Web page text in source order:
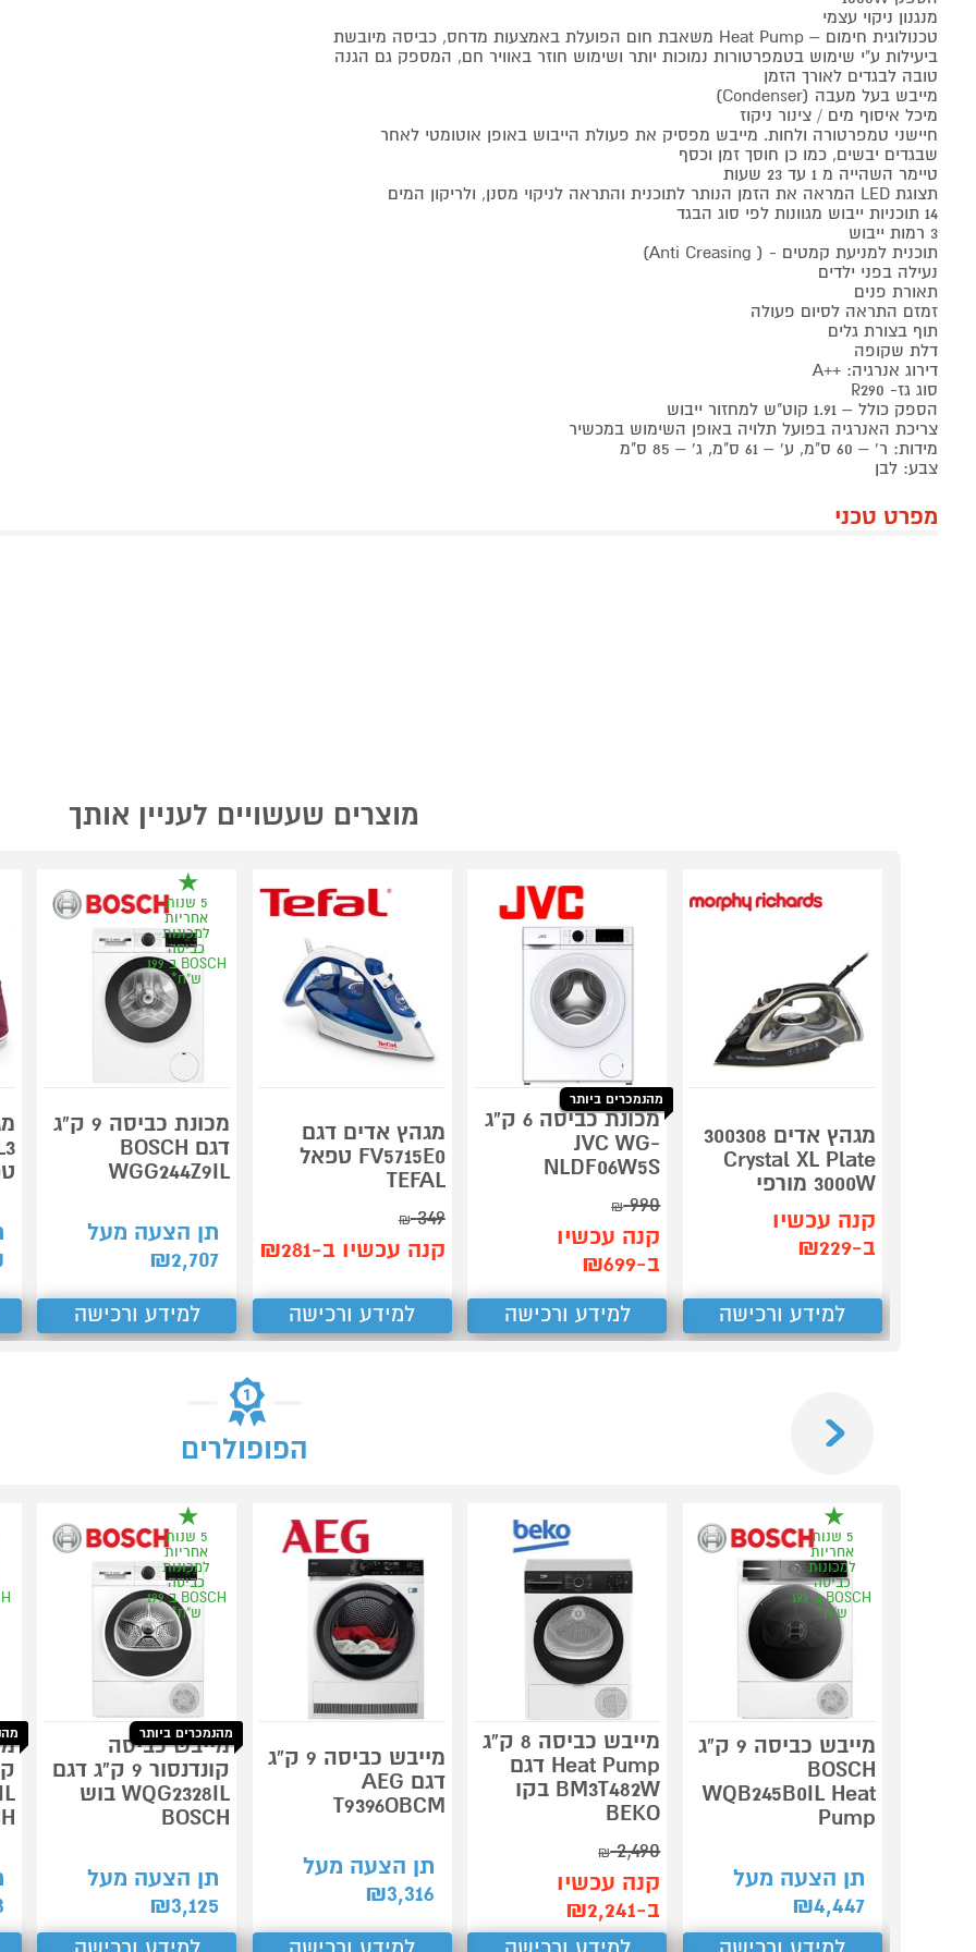
מנגנון ניקוי עצמי
טכנולוגית חימום – Heat Pump משאבת חום הפועלת באמצעות מדחס, כביסה מיובשת
ביעילות ע"י שימוש בטמפרטורות נמוכות יותר ושימוש חוזר באוויר חם, המספק גם הגנה
טובה לבגדים לאורך הזמן
מייבש בעל מעבה (Condenser)
מיכל איסוף מים / צינור ניקוז
חיישני טמפרטורה ולחות. מייבש מפסיק את פעולת הייבוש באופן אוטומטי לאחר
שבגדים יבשים, כמו כן חוסך זמן וכסף
טיימר השהייה מ 1 עד 23 שעות
תצוגת LED המראה את הזמן הנותר לתוכנית והתראה לניקוי מסנן, ולריקון המים
14 תוכניות ייבוש מגוונות לפי סוג הבגד
3 רמות ייבוש
תוכנית למניעת קמטים - ( Anti Creasing)
נעילה בפני ילדים
תאורת פנים
זמזם התראה לסיום פעולה
תוף בצורת גלים
דלת שקופה
דירוג אנרגיה: ++A
סוג גז- R290
הספק כולל – 1.91 קוט"ש למחזור ייבוש
צריכת האנרגיה בפועל תלויה באופן השימוש במכשיר
מידות: ר' – 60 ס"מ, ע' – 61 ס"מ, ג' – 85 ס"מ
צבע: לבן
מפרט טכני
מוצרים שעשויים לעניין אותך
מגהץ אדים 300308
Crystal XL Plate
3000W מורפי
קנה עכשיו
ב-₪229
למידע ורכישה
מהנמכרים ביותר
מכונת כביסה 6 ק"ג
JVC WG-
NLDF06W5S
990
₪
קנה עכשיו
ב-₪699
למידע ורכישה
מגהץ אדים דגם
FV5715E0 טפאל
TEFAL
349
₪
קנה עכשיו ב-₪281
למידע ורכישה
5 שנות
אחריות
למכונות
כביסה
BOSCH ב 199
ש"ח*
מכונת כביסה 9 ק"ג
דגם BOSCH
WGG244Z9IL
תן הצעה מעל
2,707
₪
למידע ורכישה
הפופולרים
5 שנות
אחריות
למכונות
כביסה
BOSCH ב 199
ש"ח*
מייבש כביסה 9 ק"ג
BOSCH
WQB245B0IL Heat
Pump
תן הצעה מעל
4,447
₪
מייבש כביסה 8 ק"ג
Heat Pump דגם
BM3T482W בקו
BEKO
2,490
₪
קנה עכשיו
ב-₪2,241
מייבש כביסה 9 ק"ג
דגם AEG
T9396OBCM
תן הצעה מעל
3,316
₪
5 שנות
אחריות
למכונות
כביסה
BOSCH ב 199
ש"ח*
מהנמכרים ביותר
מייבש כביסה
קונדנסור 9 ק"ג דגם
WQG2328IL בוש
BOSCH
תן הצעה מעל
3,125
₪